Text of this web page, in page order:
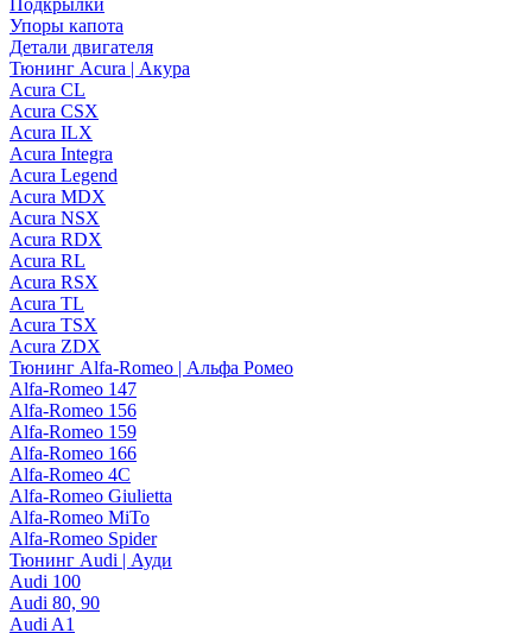
Подкрылки
Упоры капота
Детали двигателя
Тюнинг Acura | Акура
Acura CL
Acura CSX
Acura ILX
Acura Integra
Acura Legend
Acura MDX
Acura NSX
Acura RDX
Acura RL
Acura RSX
Acura TL
Acura TSX
Acura ZDX
Тюнинг Alfa-Romeo | Альфа Ромео
Alfa-Romeo 147
Alfa-Romeo 156
Alfa-Romeo 159
Alfa-Romeo 166
Alfa-Romeo 4C
Alfa-Romeo Giulietta
Alfa-Romeo MiTo
Alfa-Romeo Spider
Тюнинг Audi | Ауди
Audi 100
Audi 80, 90
Audi A1